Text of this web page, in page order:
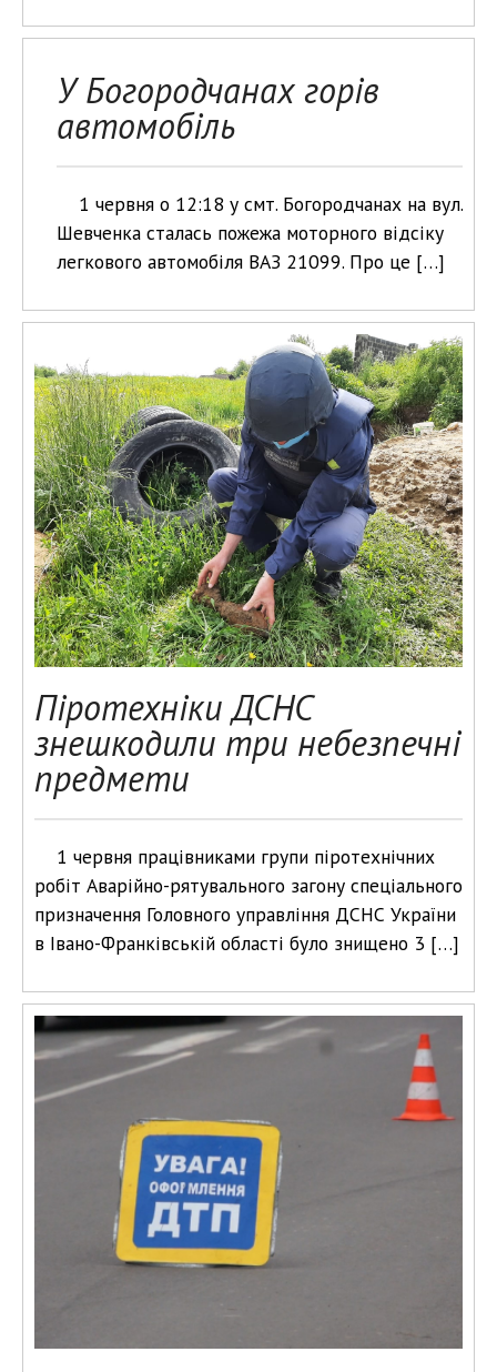
У Богородчанах горів
автомобіль
1 червня о 12:18 у смт. Богородчанах на вул.
Шевченка сталась пожежа моторного відсіку
легкового автомобіля ВАЗ 21099. Про це […]
Піротехніки ДСНС
знешкодили три небезпечні
предмети
1 червня працівниками групи піротехнічних
робіт Аварійно-рятувального загону спеціального
призначення Головного управління ДСНС України
в Івано-Франківській області було знищено 3 […]